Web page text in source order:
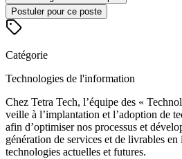
Postuler pour ce poste
Catégorie
Technologies de l'information
Chez Tetra Tech, l’équipe des «
veille à l’implantation et l’adoption de
afin d’optimiser nos processus et
génération de services et de livrables
technologies actuelles et futures.